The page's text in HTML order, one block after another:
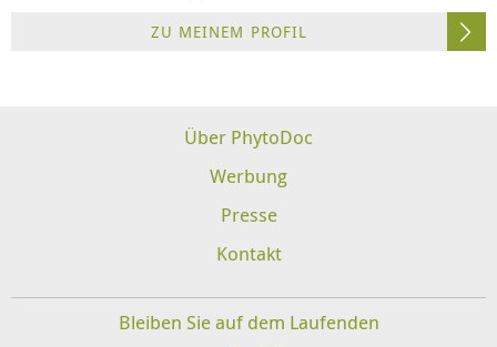
ZU MEINEM PROFIL
Über PhytoDoc
Werbung
Presse
Kontakt
Bleiben Sie auf dem Laufenden